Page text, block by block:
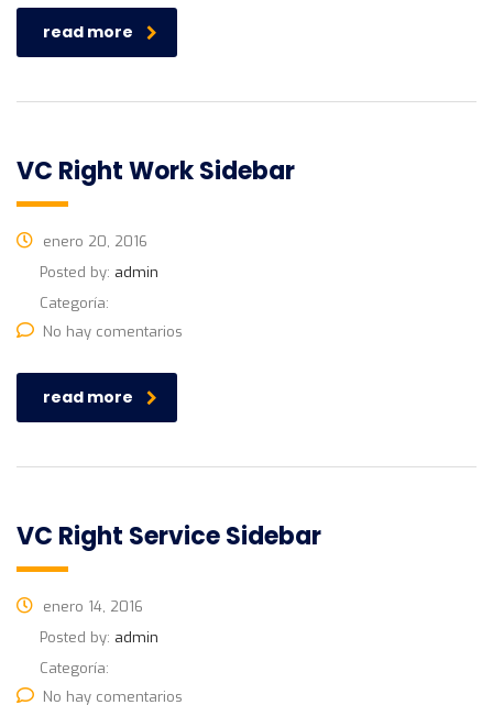
read more
VC Right Work Sidebar
enero 20, 2016
Posted by: admin
Categoría:
No hay comentarios
read more
VC Right Service Sidebar
enero 14, 2016
Posted by: admin
Categoría:
No hay comentarios